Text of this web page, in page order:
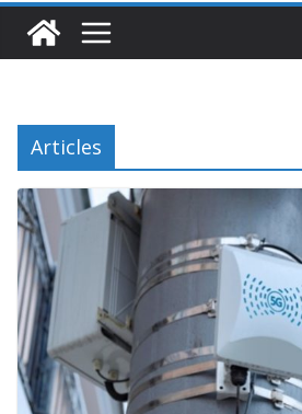
Articles